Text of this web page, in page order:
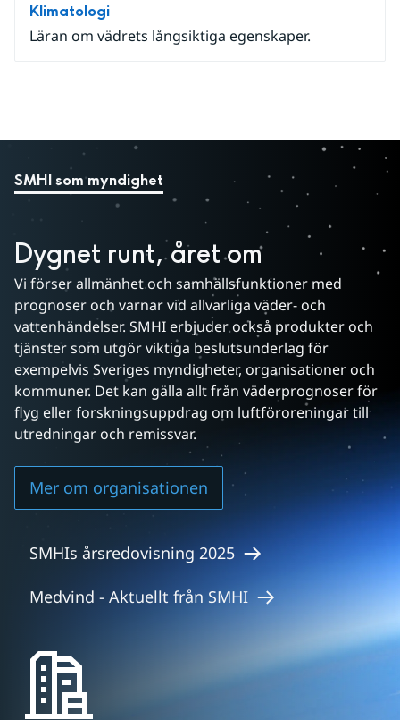
Klimatologi
Läran om vädrets långsiktiga egenskaper.
SMHI som myndighet
Dygnet runt, året om
Vi förser allmänhet och samhällsfunktioner med
prognoser och varnar vid allvarliga väder- och
vattenhändelser. SMHI erbjuder också produkter och
tjänster som utgör viktiga beslutsunderlag för
exempelvis Sveriges myndigheter, organisationer och
kommuner. Det kan gälla allt från väderprognoser för
flyg eller forskningsuppdrag om luftföroreningar till
utredningar och remissvar.
Mer om organisationen
SMHIs årsredovisning 2025
Medvind - Aktuellt från SMHI